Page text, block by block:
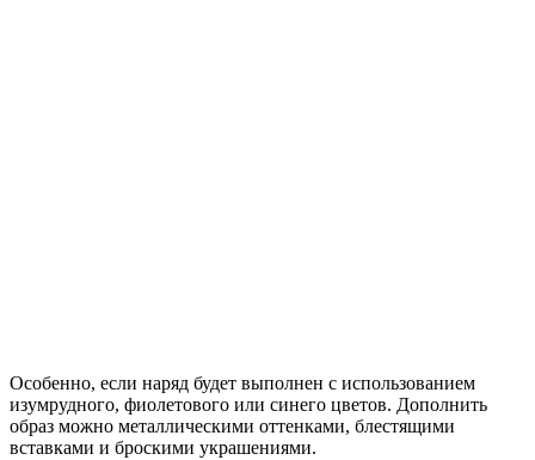
Особенно, если наряд будет выполнен с использованием
изумрудного, фиолетового или синего цветов. Дополнить
образ можно металлическими оттенками, блестящими
вставками и броскими украшениями.